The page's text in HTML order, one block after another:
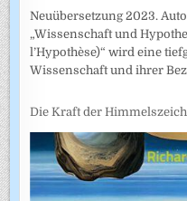
Neuübersetzung 2023.
„Wissenschaft und
l’Hypothèse)“ wird eine
Wissenschaft und ihrer
Die Kraft der